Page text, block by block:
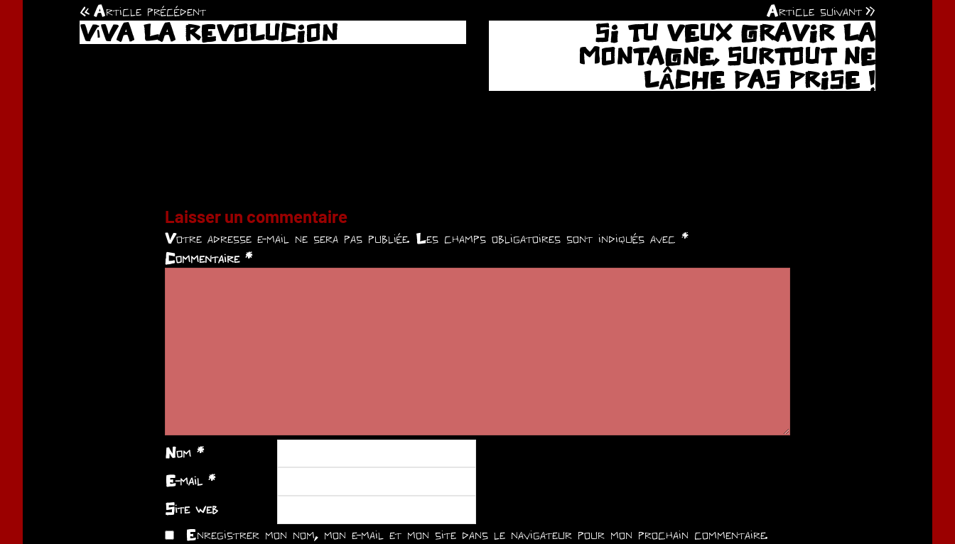
Navigation
de
Article précédent
ViVA LA REVOLUCION
Article suivant
SI TU VEUX GRAVIR LA
MONTAGNE, SURTOUT NE
LÂCHE PAS PRISE !
Laisser un commentaire
Votre adresse e-mail ne sera pas publiée. Les champs obligatoires sont indiqués avec *
Commentaire *
Nom *
E-mail *
Site web
Enregistrer mon nom, mon e-mail et mon site dans le navigateur pour mon prochain commentaire.